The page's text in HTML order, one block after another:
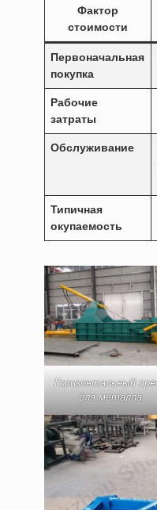
Фактор
стоимости
Первоначальная
покупка
Рабочие
затраты
Обслуживание
Типичная
окупаемость
Горизонтальный
для металла